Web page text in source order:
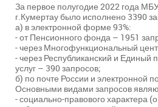
За первое полугодие 2022 года
г.Кумертау было исполнено 3390
а) в электронной форме 93%:
- от Пенсионного фонда – 1951
- через Многофункциональный
- через Республиканский и Единый
услуг – 390 запросов;
б) по почте России и электронной
Основными видами запросов
- социально-правового характера